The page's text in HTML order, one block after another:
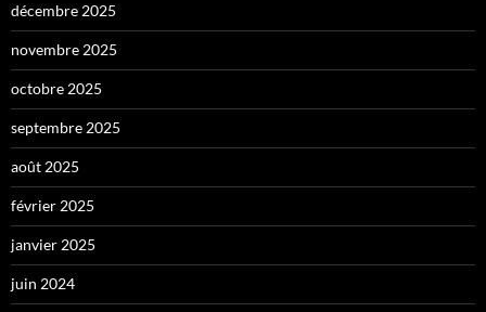
décembre 2025
novembre 2025
octobre 2025
septembre 2025
août 2025
février 2025
janvier 2025
juin 2024